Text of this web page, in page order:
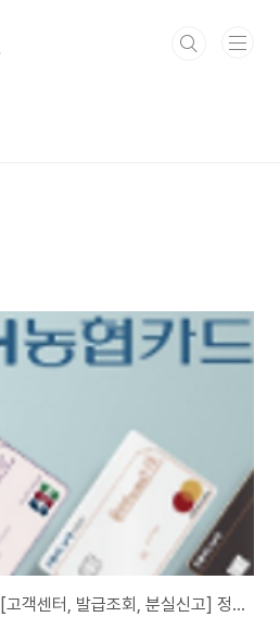
농협카드 재발급 신청방법 [고객센터, 발급조회, 분실신고] 정리